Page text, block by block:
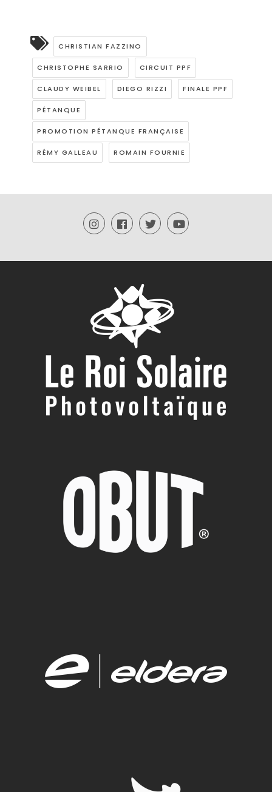
CHRISTIAN FAZZINO
CHRISTOPHE SARRIO CIRCUIT PPF
CLAUDY WEIBEL DIEGO RIZZI FINALE PPF
PÉTANQUE
PROMOTION PÉTANQUE FRANÇAISE
RÉMY GALLEAU ROMAIN FOURNIE